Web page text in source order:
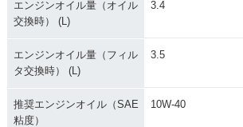
エンジンオイル量（オイル
交換時） (L)
3.4
エンジンオイル量（フィル
タ交換時） (L)
3.5
推奨エンジンオイル（SAE
粘度）
10W-40